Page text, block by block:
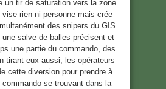
un tir de saturation vers la zone
rien ni personne mais crée
des snipers du GIS
salve de balles précisent et
une partie du commando, des
tirant eux aussi, les opérateurs
cette diversion pour prendre à
se trouvant dans la